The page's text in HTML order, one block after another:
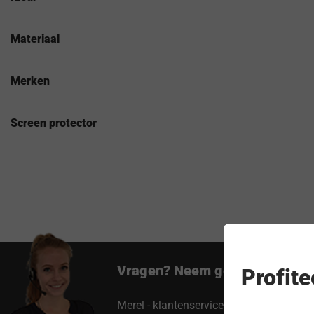
Materiaal
Merken
Screen protector
Vragen? Neem gerust contact
Merel - klantenservice